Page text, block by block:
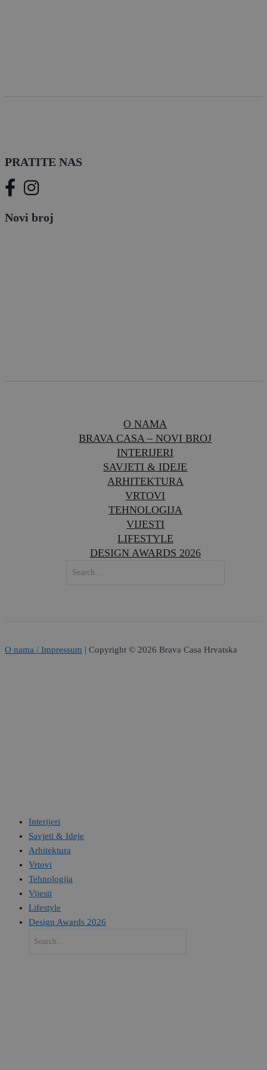
PRATITE NAS
Novi broj
O NAMA
BRAVA CASA – NOVI BROJ
INTERIJERI
SAVJETI & IDEJE
ARHITEKTURA
VRTOVI
TEHNOLOGIJA
VIJESTI
LIFESTYLE
DESIGN AWARDS 2026
FOR:
O nama / Impressum | Copyright © 2026 Brava Casa Hrvatska
Interijeri
Savjeti & Ideje
Arhitektura
Vrtovi
Tehnologija
Vijesti
Lifestyle
Design Awards 2026
for: